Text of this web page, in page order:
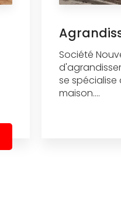
Société
se
maison....